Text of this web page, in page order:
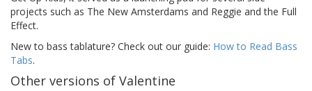
projects such as The New Amsterdams and Reggie and the Full
Effect.
New to bass tablature? Check out our guide: How to Read Bass
Tabs.
Other versions of Valentine